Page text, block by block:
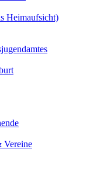
Heimaufsicht)
Vereine